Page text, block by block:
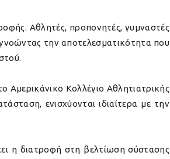
Αθλητές, προπονητές, γυμναστές
την αποτελεσματικότητα που
Αμερικάνικο Κολλέγιο Αθλητιατρικής
ενισχύονται ιδιαίτερα με την
η διατροφή στη βελτίωση σύστασης